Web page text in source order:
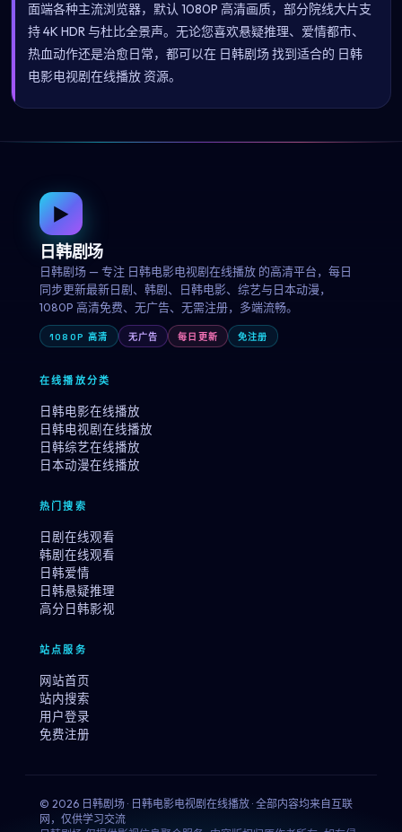
面端各种主流浏览器，默认 1080P 高清画质，部分院线大片支
持 4K HDR 与杜比全景声。无论您喜欢悬疑推理、爱情都市、
热血动作还是治愈日常，都可以在 日韩剧场 找到适合的 日韩
电影电视剧在线播放 资源。
▶
日韩剧场
日韩剧场 — 专注 日韩电影电视剧在线播放 的高清平台，每日
同步更新最新日剧、韩剧、日韩电影、综艺与日本动漫，
1080P 高清免费、无广告、无需注册，多端流畅。
1080P 高清 无广告 每日更新 免注册
在线播放分类
日韩电影在线播放
日韩电视剧在线播放
日韩综艺在线播放
日本动漫在线播放
热门搜索
日剧在线观看
韩剧在线观看
日韩爱情
日韩悬疑推理
高分日韩影视
站点服务
网站首页
站内搜索
用户登录
免费注册
© 2026 日韩剧场 · 日韩电影电视剧在线播放 · 全部内容均来自互联
网，仅供学习交流